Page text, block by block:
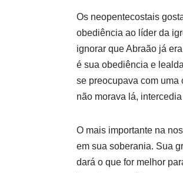
Os neopentecostais
obediência ao líder da
ignorar que Abraão já
é sua obediência e
se preocupava com uma
não morava lá,
O mais importante na
em sua soberania. Sua
dará o que for melhor